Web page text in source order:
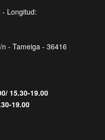
- Longitud:
- Tameiga - 36416
15.30-19.00
19.00